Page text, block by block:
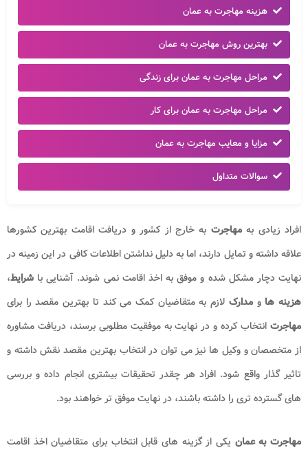
هزینه مهاجرت به عمان
بهترین روش مهاجرت به عمان
مراحل مهاجرت به عمان برای زندگی
مراحل مهاجرت به عمان برای کار
مزایا و معایب مهاجرت به عمان
سوالات متداول
افراد زیادی بهمهاجرت به خارج از کشور و دریافت اقامت بهترین کشورها
علاقه داشته و تمایل دارند، اما به دلیل نداشتن اطلاعات کافی در این زمینه در
نهایت دچار مشکل شده و موفق به اخذ اقامت نمی شوند. آشنایی با شرایط،
هزینه ها و مدارک لازم به متقاضیان کمک می کند تا بهترین مقصد را برای
مهاجرت انتخاب کرده و در نهایت به موفقیت مطلوبی برسند، دریافت مشاوره
از متخصصان و وکیل ها نیز می توان در انتخاب بهترین مقصد نقش داشته و
تاثیر گذار واقع شود. افراد هر چقدر تحقیقات بیشتری انجام داده و بررسی
های گسترده تری را داشته باشند، در نهایت موفق تر خواهند بود.
مهاجرت به عمان یکی از گزینه های قابل انتخاب برای متقاضیان اخذ اقامت